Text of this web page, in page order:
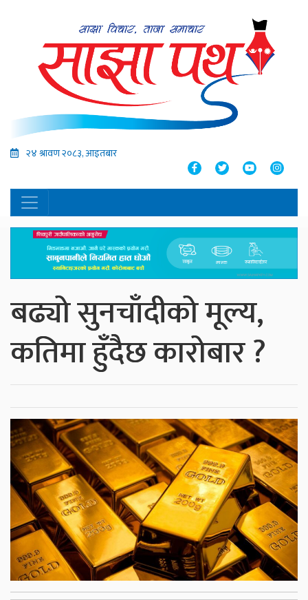
२४ श्रावण २०८३, आइतबार
बढ्यो सुनचाँदीको मूल्य,
कतिमा हुँदैछ कारोबार ?